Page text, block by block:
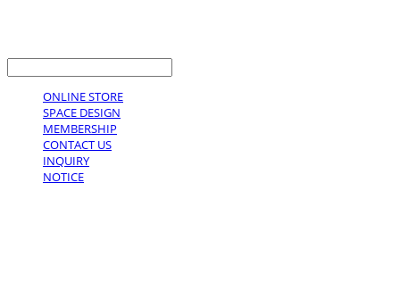
ONLINE STORE
SPACE DESIGN
MEMBERSHIP
CONTACT US
INQUIRY
NOTICE